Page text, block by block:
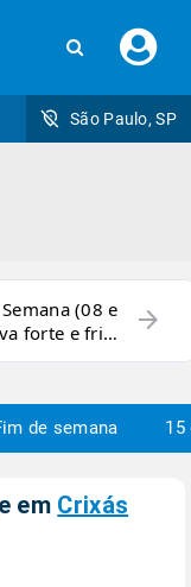
seu
São Paulo, SP
(08 e
forte e frio
arrow_forward
de semana 15
em Crixás